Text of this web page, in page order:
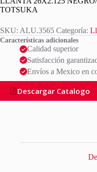
TOTSUKA
SKU: ALU.3565 Categoría:
Características adicionales
Calidad superior
Satisfacción
Envíos a Mexico en
Descargar Catalogo